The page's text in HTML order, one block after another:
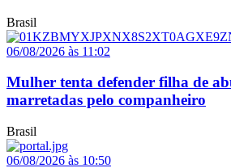
Brasil
06/08/2026 às 11:02
Mulher tenta defender filha de
marretadas pelo companheiro
Brasil
06/08/2026 às 10:50